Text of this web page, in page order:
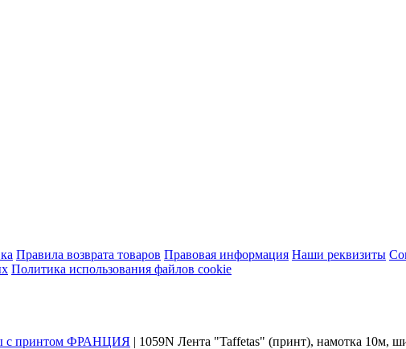
Правила возврата товаров Правовая информация Наши реквизиты
Политика использования файлов cookie
с принтом ФРАНЦИЯ | 1059N Лента "Taffetas" (принт), намотка 10м,